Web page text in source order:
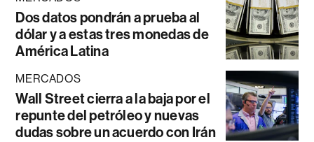
Dos datos pondrán a prueba al
dólar y a estas tres monedas de
América Latina
MERCADOS
Wall Street cierra a la baja por el
repunte del petróleo y nuevas
dudas sobre un acuerdo con Irán